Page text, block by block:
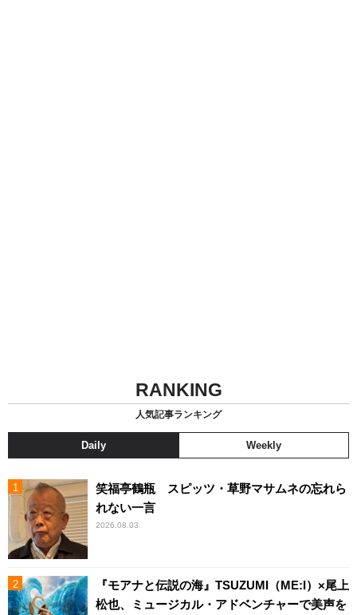
RANKING
人気記事ランキング
Daily Weekly
笑福亭鶴瓶 スピッツ・草野マサムネの忘れら
れない一言
2026.08.03
『モアナと伝説の海』TSUZUMI（ME:I）×尾上
松也、ミュージカル・アドベンチャーで美声を